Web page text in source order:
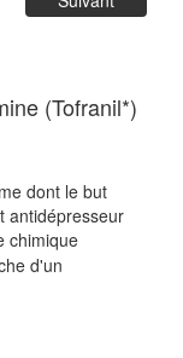
(Tofranil*)
dont le but
antidépresseur
chimique
d'un